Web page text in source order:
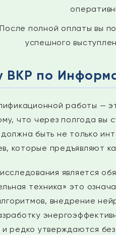
После полной оплаты вы
успешного
ВКР по
работы —
что через полгода вы
быть не только
которые предъявляют
исследования является
техника» это
внедрение
редко утверждаются